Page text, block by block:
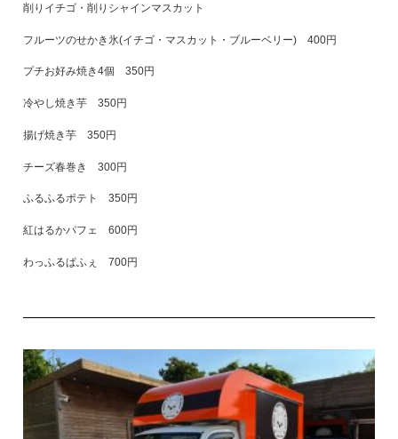
削りイチゴ・削りシャインマスカット
フルーツのせかき氷(イチゴ・マスカット・ブルーベリー) 400円
プチお好み焼き4個 350円
冷やし焼き芋 350円
揚げ焼き芋 350円
チーズ春巻き 300円
ふるふるポテト 350円
紅はるかパフェ 600円
わっふるぱふぇ 700円